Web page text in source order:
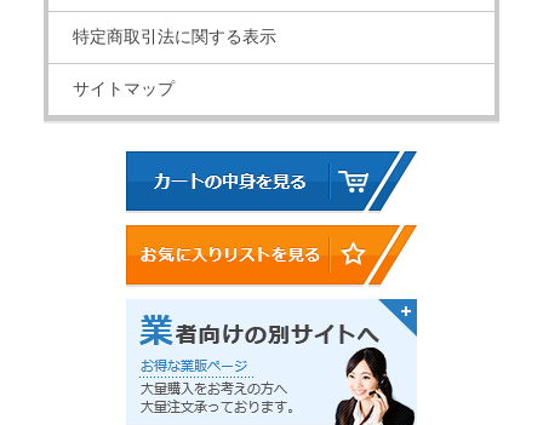
特定商取引法に関する表示
サイトマップ